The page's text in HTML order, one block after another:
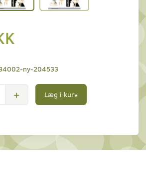
ny-204533
Læg i kurv